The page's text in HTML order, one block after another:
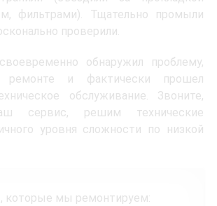
фильтрами). Тщательно промыли
проверили.
обнаружил проблему,
ремонте и фактически прошел
обслуживание. Звоните,
сервис, решим технические
уровня сложности по низкой
которые мы ремонтируем: